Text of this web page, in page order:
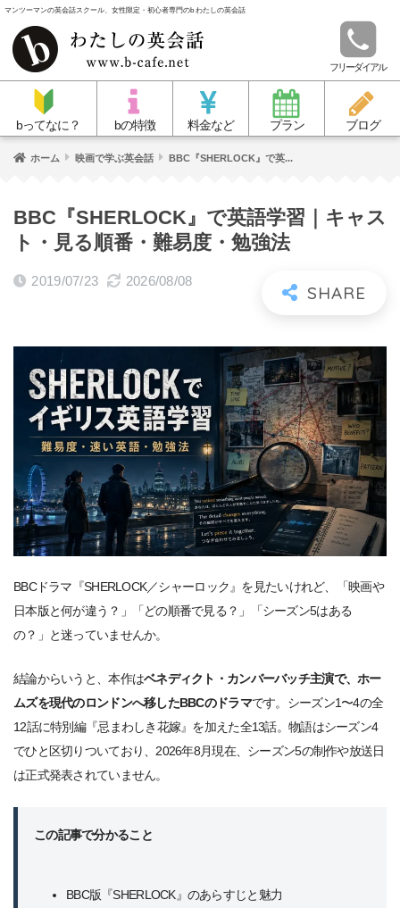
マンツーマンの英会話スクール、女性限定・初心者専門のb わたしの英会話
フリーダイアル
bってなに？ bの特徴 料金など プラン ブログ
ホーム 映画で学ぶ英会話 BBC『SHERLOCK』で英...
BBC『SHERLOCK』で英語学習｜キャス
ト・見る順番・難易度・勉強法
2019/07/23 2026/08/08
BBCドラマ『SHERLOCK／シャーロック』を見たいけれど、「映画や
日本版と何が違う？」「どの順番で見る？」「シーズン5はある
の？」と迷っていませんか。
結論からいうと、本作はベネディクト・カンバーバッチ主演で、ホー
ムズを現代のロンドンへ移したBBCのドラマです。シーズン1〜4の全
12話に特別編『忌まわしき花嫁』を加えた全13話。物語はシーズン4
でひと区切りついており、2026年8月現在、シーズン5の制作や放送日
は正式発表されていません。
この記事で分かること
BBC版『SHERLOCK』のあらすじと魅力